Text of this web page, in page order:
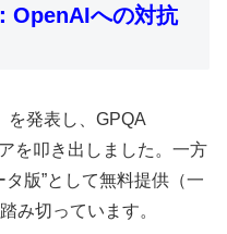
OpenAIへの対抗
を発表し、GPQA
を叩き出しました。一方
版”として無料提供（一
み切っています。